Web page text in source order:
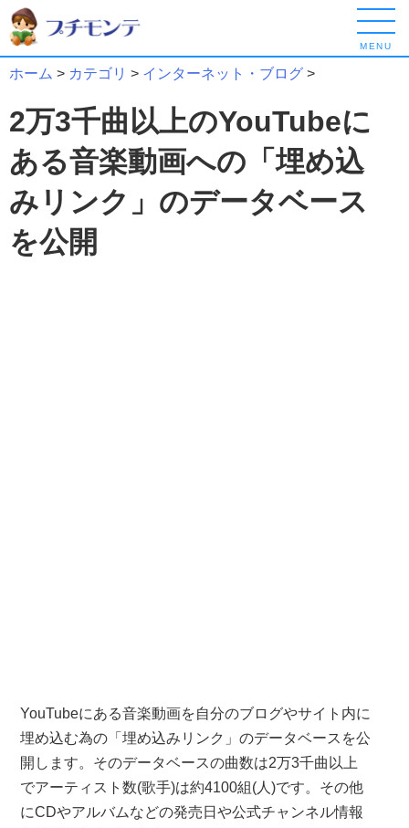
MENU
ホーム > カテゴリ > インターネット・ブログ >
2万3千曲以上のYouTubeに
ある音楽動画への「埋め込
みリンク」のデータベース
を公開
YouTubeにある音楽動画を自分のブログやサイト内に
埋め込む為の「埋め込みリンク」のデータベースを公
開します。そのデータベースの曲数は2万3千曲以上
でアーティスト数(歌手)は約4100組(人)です。その他
にCDやアルバムなどの発売日や公式チャンネル情報